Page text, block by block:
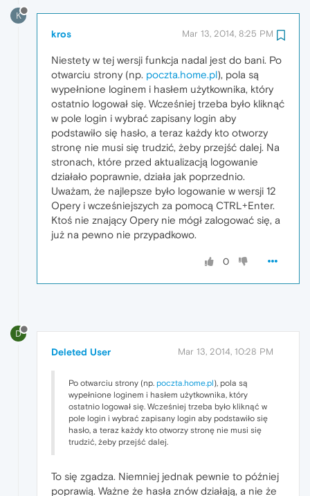
K
kros Mar 13, 2014, 8:25 PM
Niestety w tej wersji funkcja nadal jest do bani. Po
otwarciu strony (np. poczta.home.pl), pola są
wypełnione loginem i hasłem użytkownika, który
ostatnio logował się. Wcześniej trzeba było kliknąć
w pole login i wybrać zapisany login aby
podstawiło się hasło, a teraz każdy kto otworzy
stronę nie musi się trudzić, żeby przejść dalej. Na
stronach, które przed aktualizacją logowanie
działało poprawnie, działa jak poprzednio.
Uważam, że najlepsze było logowanie w wersji 12
Opery i wcześniejszych za pomocą CTRL+Enter.
Ktoś nie znający Opery nie mógł zalogować się, a
już na pewno nie przypadkowo.
0
D
Deleted User Mar 13, 2014, 10:28 PM
Po otwarciu strony (np. poczta.home.pl), pola są
wypełnione loginem i hasłem użytkownika, który
ostatnio logował się. Wcześniej trzeba było kliknąć w
pole login i wybrać zapisany login aby podstawiło się
hasło, a teraz każdy kto otworzy stronę nie musi się
trudzić, żeby przejść dalej.
To się zgadza. Niemniej jednak pewnie to później
poprawią. Ważne że hasła znów działają, a nie że